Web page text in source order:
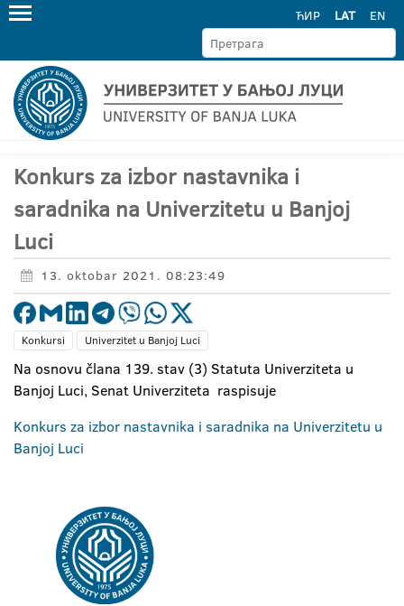
ЋИР LAT EN
Konkurs za izbor nastavnika i
saradnika na Univerzitetu u Banjoj
Luci
13. oktobar 2021. 08:23:49
Konkursi Univerzitet u Banjoj Luci
Na osnovu člana 139. stav (3) Statuta Univerziteta u
Banjoj Luci, Senat Univerziteta raspisuje
Konkurs za izbor nastavnika i saradnika na Univerzitetu u
Banjoj Luci